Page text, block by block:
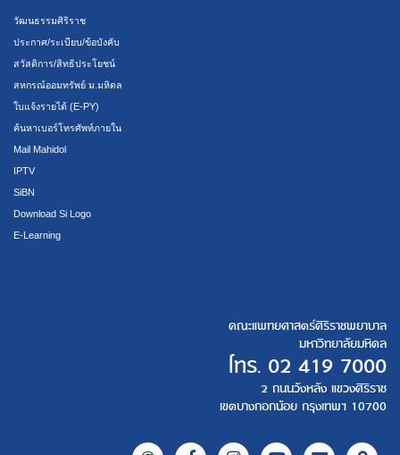
วัฒนธรรมศิริราช
ประกาศ/ระเบียบ/ข้อบังคับ
สวัสดิการ/สิทธิประโยชน์
สหกรณ์ออมทรัพย์ ม.มหิดล
ใบแจ้งรายได้ (E-PY)
ค้นหาเบอร์โทรศัพท์ภายใน
Mail Mahidol
IPTV
SiBN
Download Si Logo
E-Learning
คณะแพทยศาสตร์ศิริราชพยาบาล
มหาวิทยาลัยมหิดล
โทร. 02 419 7000
2 ถนนวังหลัง แขวงศิริราช
เขตบางกอกน้อย กรุงเทพฯ 10700